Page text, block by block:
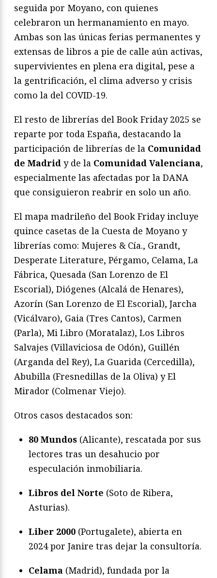
seguida por Moyano, con quienes
celebraron un hermanamiento en mayo.
Ambas son las únicas ferias permanentes y
extensas de libros a pie de calle aún activas,
supervivientes en plena era digital, pese a
la gentrificación, el clima adverso y crisis
como la del COVID-19.
El resto de librerías del Book Friday 2025 se
reparte por toda España, destacando la
participación de librerías de la Comunidad
de Madrid y de la Comunidad Valenciana,
especialmente las afectadas por la DANA
que consiguieron reabrir en solo un año.
El mapa madrileño del Book Friday incluye
quince casetas de la Cuesta de Moyano y
librerías como: Mujeres & Cía., Grandt,
Desperate Literature, Pérgamo, Celama, La
Fábrica, Quesada (San Lorenzo de El
Escorial), Diógenes (Alcalá de Henares),
Azorín (San Lorenzo de El Escorial), Jarcha
(Vicálvaro), Gaia (Tres Cantos), Carmen
(Parla), Mi Libro (Moratalaz), Los Libros
Salvajes (Villaviciosa de Odón), Guillén
(Arganda del Rey), La Guarida (Cercedilla),
Abubilla (Fresnedillas de la Oliva) y El
Mirador (Colmenar Viejo).
Otros casos destacados son:
80 Mundos (Alicante), rescatada por sus
lectores tras un desahucio por
especulación inmobiliaria.
Libros del Norte (Soto de Ribera,
Asturias).
Liber 2000 (Portugalete), abierta en
2024 por Janire tras dejar la consultoría.
Celama (Madrid), fundada por la